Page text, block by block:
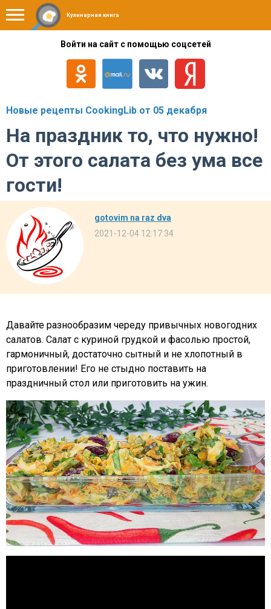
Кулинарная книга
Войти на сайт с помощью соцсетей
Новые рецепты CookingLib от 05 декабря
На праздник то, что нужно!
От этого салата без ума все
гости!
gotovim na raz dva
2021-12-04 12:17:34
Давайте разнообразим череду привычных новогодних
салатов. Салат с куриной грудкой и фасолью простой,
гармоничный, достаточно сытный и не хлопотный в
приготовлении! Его не стыдно поставить на
праздничный стол или приготовить на ужин.